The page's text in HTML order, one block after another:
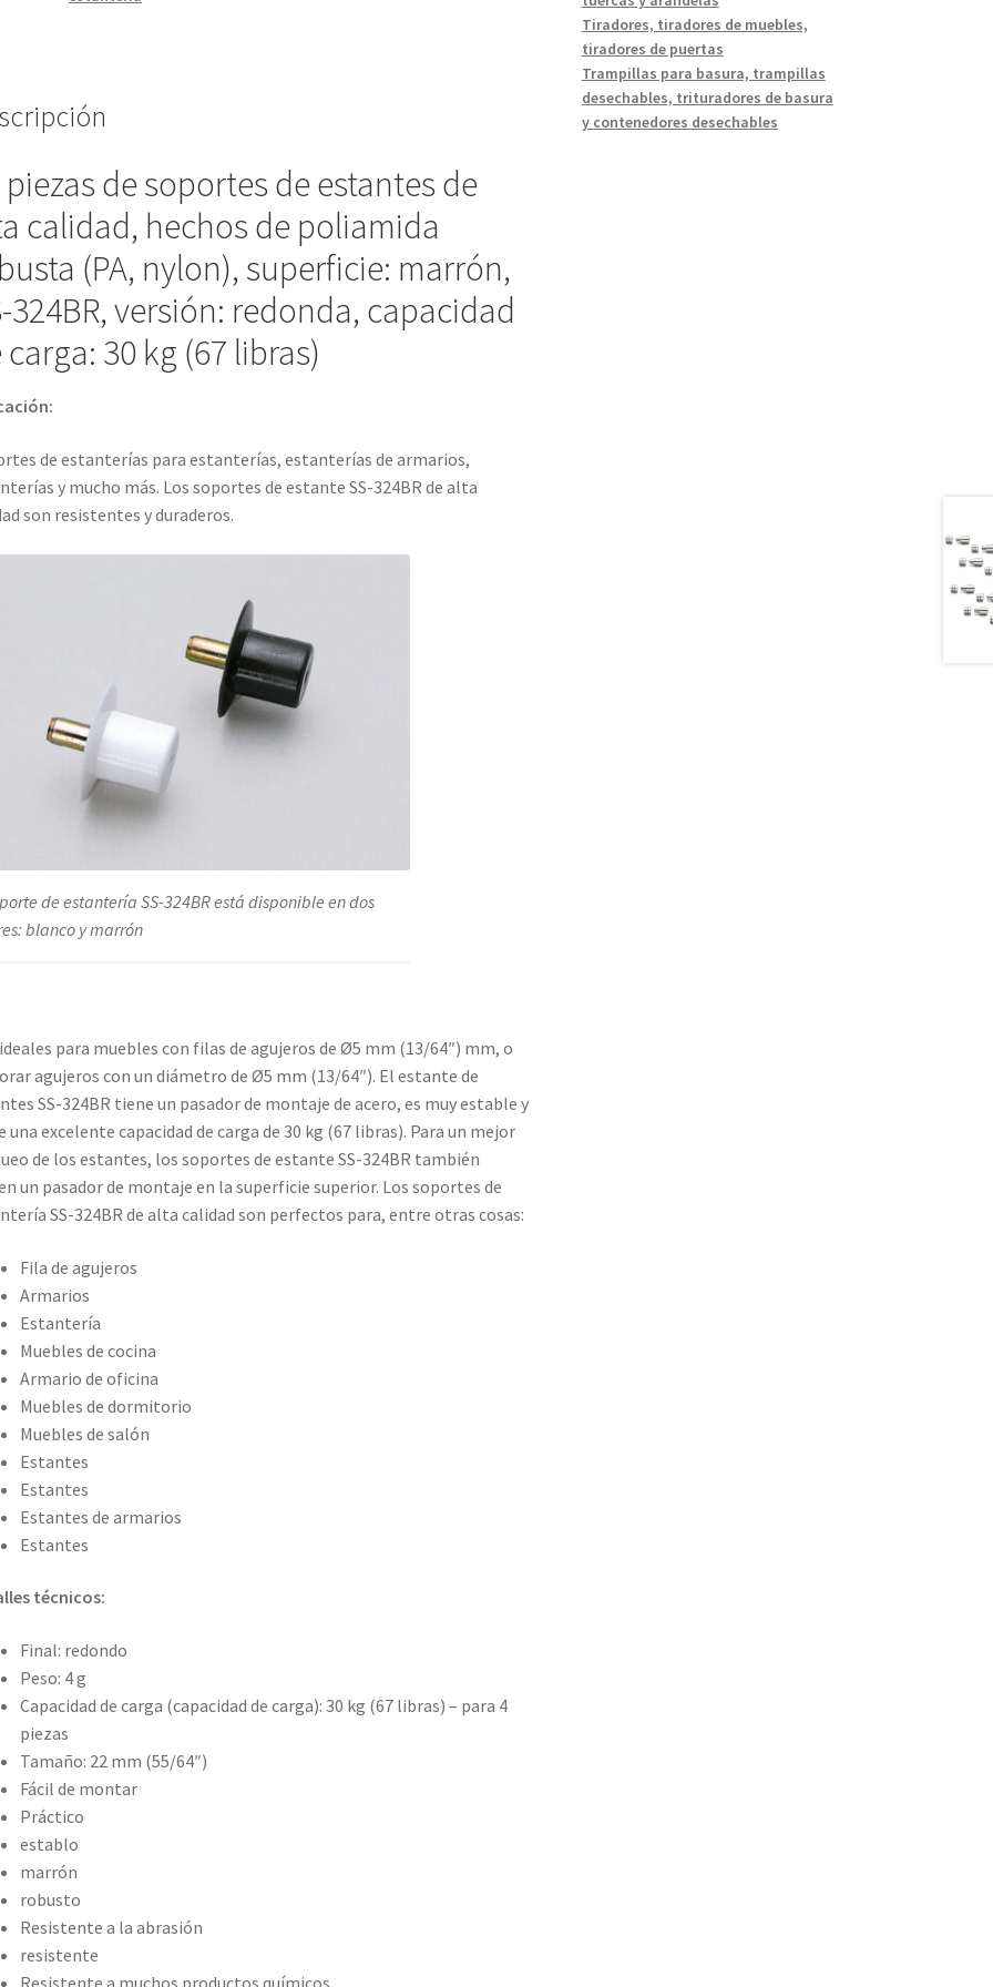
marrón,
redonda,
324BR.
Soportes
estantería
para
estanterías,
armario,
estanterías
y
(Japón)
cantidad
piezas de soportes de estantes de
calidad, hechos de poliamida
(PA, nylon), superficie: marrón,
324BR, versión: redonda, capacidad
30 kg (67 libras)
de estanterías para estanterías, estanterías de armarios,
y mucho más. Los soportes de estante SS-324BR de alta
son resistentes y duraderos.
de estantería SS-324BR está disponible en dos
blanco y marrón
para muebles con filas de agujeros de Ø5 mm (13/64″) mm, o
agujeros con un diámetro de Ø5 mm (13/64″). El estante de
SS-324BR tiene un pasador de montaje de acero, es muy estable y
una excelente capacidad de carga de 30 kg (67 libras). Para un mejor
de los estantes, los soportes de estante SS-324BR también
un pasador de montaje en la superficie superior. Los soportes de
SS-324BR de alta calidad son perfectos para, entre otras cosas:
Fila de agujeros
Armarios
Estantería
Muebles de cocina
Armario de oficina
Muebles de dormitorio
Muebles de salón
Estantes
Estantes
Estantes de armarios
Estantes
técnicos:
Final: redondo
Peso: 4 g
Capacidad de carga (capacidad de carga): 30 kg (67 libras) – para 4
piezas
Tamaño: 22 mm (55/64″)
Fácil de montar
Práctico
establo
marrón
robusto
Resistente a la abrasión
resistente
Resistente a muchos productos químicos
Tiradores, tiradores de muebles,
tiradores de puertas
Trampillas para basura, trampillas
desechables, trituradores de basura
y contenedores desechables